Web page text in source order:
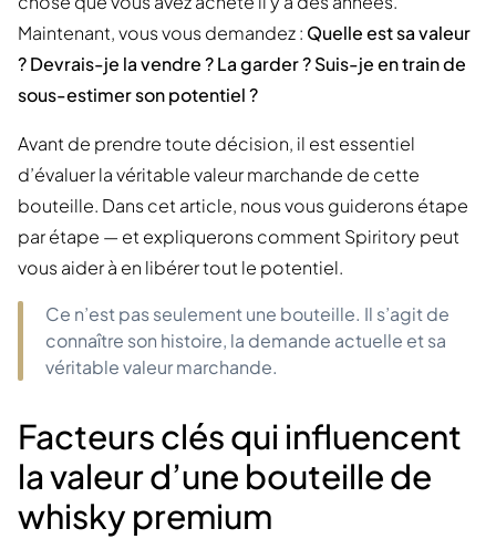
Maintenant, vous vous demandez : Quelle est sa valeur
? Devrais-je la vendre ? La garder ? Suis-je en train de
sous-estimer son potentiel ?
Avant de prendre toute décision, il est essentiel
d’évaluer la véritable valeur marchande de cette
bouteille. Dans cet article, nous vous guiderons étape
par étape — et expliquerons comment Spiritory peut
vous aider à en libérer tout le potentiel.
Ce n’est pas seulement une bouteille. Il s’agit de
connaître son histoire, la demande actuelle et sa
véritable valeur marchande.
Facteurs clés qui influencent
la valeur d’une bouteille de
whisky premium